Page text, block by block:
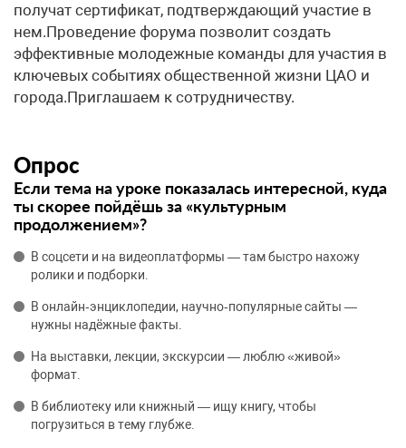
получат сертификат, подтверждающий участие в
нем.Проведение форума позволит создать
эффективные молодежные команды для участия в
ключевых событиях общественной жизни ЦАО и
города.Приглашаем к сотрудничеству.
Опрос
Если тема на уроке показалась интересной, куда
ты скорее пойдёшь за «культурным
продолжением»?
В соцсети и на видеоплатформы — там быстро нахожу
ролики и подборки.
В онлайн‑энциклопедии, научно‑популярные сайты —
нужны надёжные факты.
На выставки, лекции, экскурсии — люблю «живой»
формат.
В библиотеку или книжный — ищу книгу, чтобы
погрузиться в тему глубже.